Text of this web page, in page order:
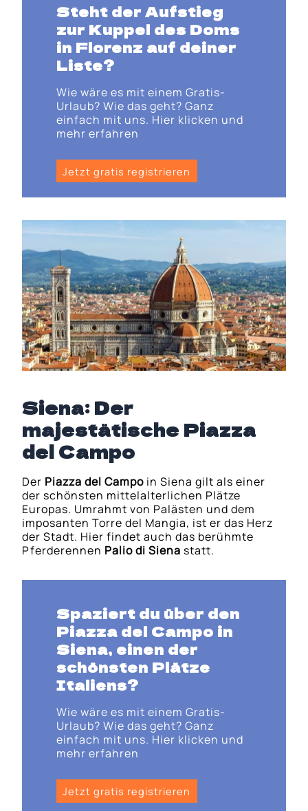
Steht der Aufstieg
zur Kuppel des Doms
in Florenz auf deiner
Liste?
Wie wäre es mit einem Gratis-
Urlaub? Wie das geht? Ganz
einfach mit uns. Hier klicken und
mehr erfahren
Jetzt gratis registrieren
Siena: Der
majestätische Piazza
del Campo
Der Piazza del Campo in Siena gilt als einer
der schönsten mittelalterlichen Plätze
Europas. Umrahmt von Palästen und dem
imposanten Torre del Mangia, ist er das Herz
der Stadt. Hier findet auch das berühmte
Pferderennen Palio di Siena statt.
Spaziert du über den
Piazza del Campo in
Siena, einen der
schönsten Plätze
Italiens?
Wie wäre es mit einem Gratis-
Urlaub? Wie das geht? Ganz
einfach mit uns. Hier klicken und
mehr erfahren
Jetzt gratis registrieren